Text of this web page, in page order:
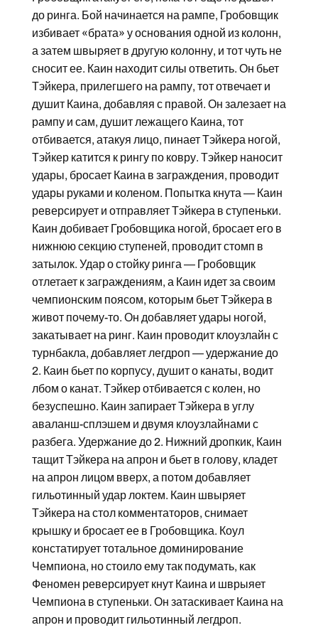
до ринга. Бой начинается на рампе, Гробовщик
избивает «брата» у основания одной из колонн,
а затем швыряет в другую колонну, и тот чуть не
сносит ее. Каин находит силы ответить. Он бьет
Тэйкера, прилегшего на рампу, тот отвечает и
душит Каина, добавляя с правой. Он залезает на
рампу и сам, душит лежащего Каина, тот
отбивается, атакуя лицо, пинает Тэйкера ногой,
Тэйкер катится к рингу по ковру. Тэйкер наносит
удары, бросает Каина в заграждения, проводит
удары руками и коленом. Попытка кнута — Каин
реверсирует и отправляет Тэйкера в ступеньки.
Каин добивает Гробовщика ногой, бросает его в
нижнюю секцию ступеней, проводит стомп в
затылок. Удар о стойку ринга — Гробовщик
отлетает к заграждениям, а Каин идет за своим
чемпионским поясом, которым бьет Тэйкера в
живот почему-то. Он добавляет удары ногой,
закатывает на ринг. Каин проводит клоузлайн с
турнбакла, добавляет легдроп — удержание до
2. Каин бьет по корпусу, душит о канаты, водит
лбом о канат. Тэйкер отбивается с колен, но
безуспешно. Каин запирает Тэйкера в углу
аваланш-сплэшем и двумя клоузлайнами с
разбега. Удержание до 2. Нижний дропкик, Каин
тащит Тэйкера на апрон и бьет в голову, кладет
на апрон лицом вверх, а потом добавляет
гильотинный удар локтем. Каин швыряет
Тэйкера на стол комментаторов, снимает
крышку и бросает ее в Гробовщика. Коул
констатирует тотальное доминирование
Чемпиона, но стоило ему так подумать, как
Феномен реверсирует кнут Каина и шврыяет
Чемпиона в ступеньки. Он затаскивает Каина на
апрон и проводит гильотинный легдроп.